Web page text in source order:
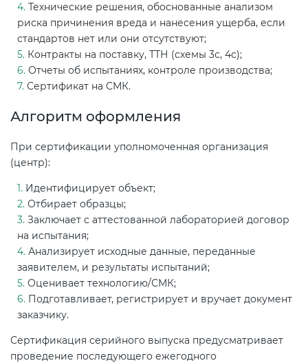
Технические решения, обоснованные анализом
риска причинения вреда и нанесения ущерба, если
стандартов нет или они отсутствуют;
Контракты на поставку, ТТН (схемы 3с, 4с);
Отчеты об испытаниях, контроле производства;
Сертификат на СМК.
Алгоритм оформления
При сертификации уполномоченная организация
(центр):
Идентифицирует объект;
Отбирает образцы;
Заключает с аттестованной лабораторией договор
на испытания;
Анализирует исходные данные, переданные
заявителем, и результаты испытаний;
Оценивает технологию/СМК;
Подготавливает, регистрирует и вручает документ
заказчику.
Сертификация серийного выпуска предусматривает
проведение последующего ежегодного